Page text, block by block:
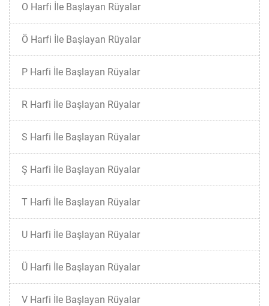
O Harfi İle Başlayan Rüyalar
Ö Harfi İle Başlayan Rüyalar
P Harfi İle Başlayan Rüyalar
R Harfi İle Başlayan Rüyalar
S Harfi İle Başlayan Rüyalar
Ş Harfi İle Başlayan Rüyalar
T Harfi İle Başlayan Rüyalar
U Harfi İle Başlayan Rüyalar
Ü Harfi İle Başlayan Rüyalar
V Harfi İle Başlayan Rüyalar